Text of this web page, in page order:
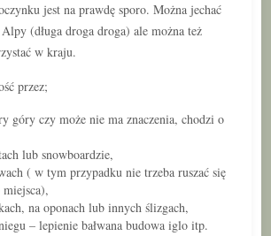
jest na prawdę sporo. Można jechać
(długa droga droga) ale można też
w kraju.
przez;
góry czy może nie ma znaczenia, chodzi o
lub snowboardzie,
( w tym przypadku nie trzeba ruszać się
na oponach lub innych ślizgach,
– lepienie bałwana budowa iglo itp.